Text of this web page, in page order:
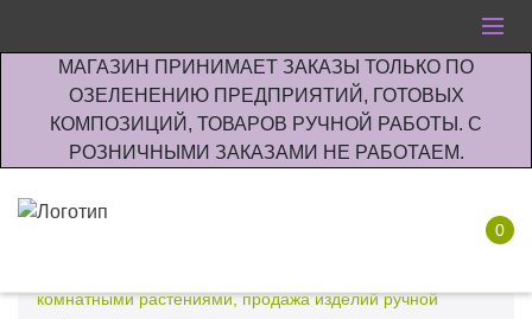
МАГАЗИН ПРИНИМАЕТ ЗАКАЗЫ ТОЛЬКО ПО
ОЗЕЛЕНЕНИЮ ПРЕДПРИЯТИЙ, ГОТОВЫХ
КОМПОЗИЦИЙ, ТОВАРОВ РУЧНОЙ РАБОТЫ. С
РОЗНИЧНЫМИ ЗАКАЗАМИ НЕ РАБОТАЕМ.
0
комнатными растениями, продажа изделий ручной